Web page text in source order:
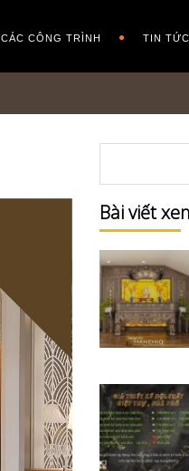
CÁC CÔNG TRÌNH TIN
Bài viết